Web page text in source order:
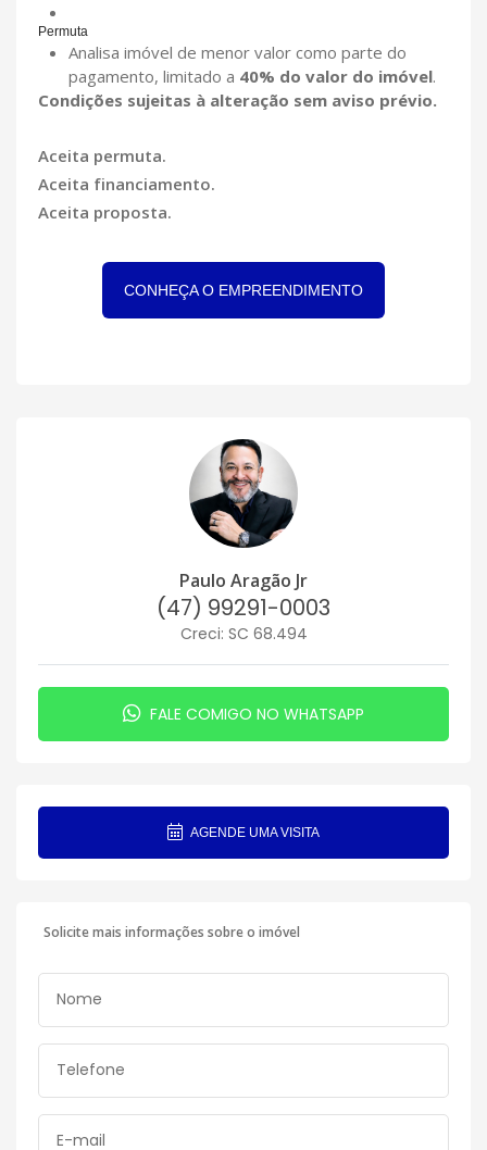
Permuta
Analisa imóvel de menor valor como parte do
pagamento, limitado a 40% do valor do imóvel.
Condições sujeitas à alteração sem aviso prévio.
Aceita permuta.
Aceita financiamento.
Aceita proposta.
CONHEÇA O EMPREENDIMENTO
Paulo Aragão Jr
(47) 99291-0003
Creci: SC 68.494
FALE COMIGO NO WHATSAPP
AGENDE UMA VISITA
Solicite mais informações sobre o imóvel